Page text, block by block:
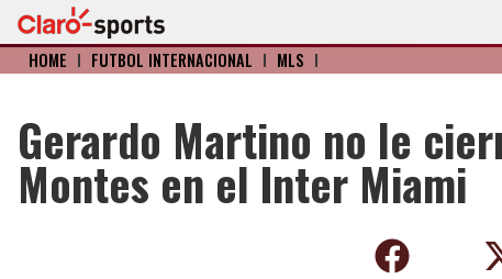
HOME I FÚTBOL INTERNACIONAL I MLS I
Gerardo Martino no le
Montes en el Inter Miami